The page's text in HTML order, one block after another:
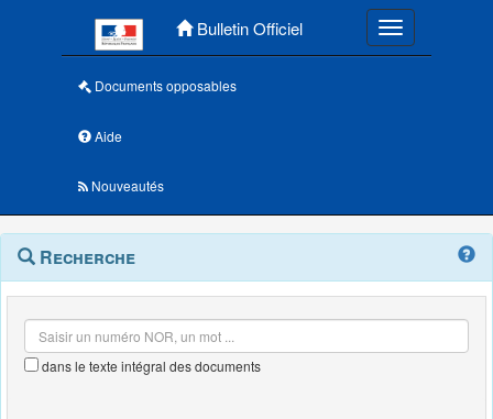
Bulletin Officiel Toggle
Documents opposables
Aide
Nouveautés
Navigation
outils
Menu
contextuel
Recherche
dans le texte intégral des documents